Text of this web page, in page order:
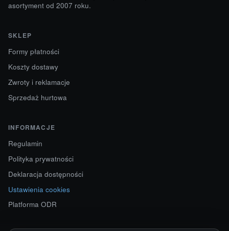
asortyment od 2007 roku.
SKLEP
Formy płatności
Koszty dostawy
Zwroty i reklamacje
Sprzedaż hurtowa
INFORMACJE
Regulamin
Polityka prywatności
Deklaracja dostępności
Ustawienia cookies
Platforma ODR